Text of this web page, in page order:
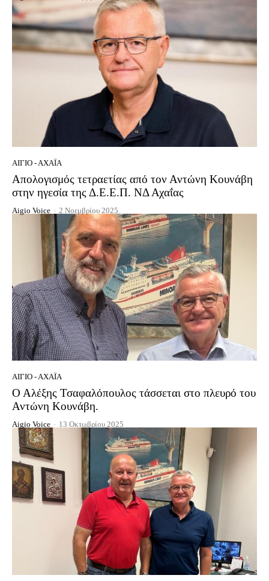
ΑΊΓΙΟ - ΑΧΑΪ́Α
Απολογισμός τετραετίας από τον Αντώνη Κουνάβη
στην ηγεσία της Δ.Ε.Ε.Π. ΝΔ Αχαΐας
Aigio Voice - 2 Νοεμβρίου 2025
ΑΊΓΙΟ - ΑΧΑΪ́Α
Ο Αλέξης Τσαφαλόπουλος τάσσεται στο πλευρό του
Αντώνη Κουνάβη.
Aigio Voice - 13 Οκτωβρίου 2025